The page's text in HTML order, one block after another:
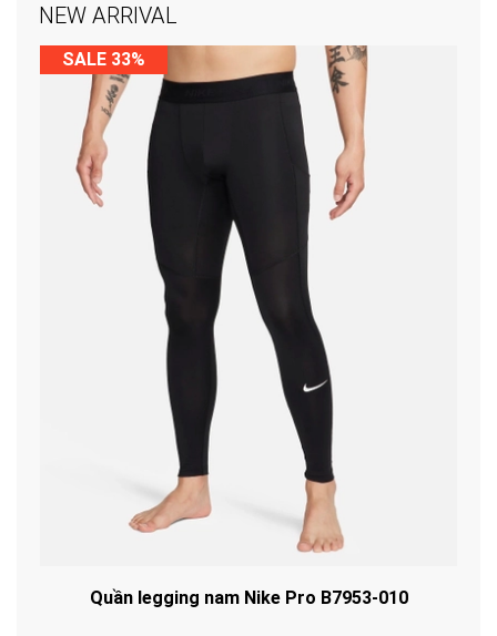
NEW ARRIVAL
SALE 33%
Quần legging nam Nike Pro B7953-010